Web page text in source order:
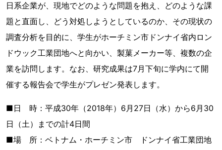
日系企業が、現地でどのような問題を抱え、どのような課
題と直面し、どう対処しようとしているのか、その現状の
調査分析を目的に、学生がホーチミン市ドンナイ省内ロン
ドウック工業団地へと向かい、製菓メーカー等、複数の企
業を訪問します。なお、研究成果は7月下旬に学内にて開
催する報告会で学生がプレゼン発表します。
■日 時：平成30年（2018年）6月27日（水）から6月30
日（土）までの計4日間
■場 所：ベトナム・ホーチミン市 ドンナイ省工業団地